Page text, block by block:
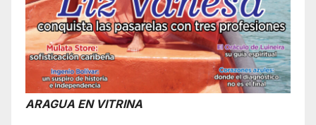
ARAGUA EN VITRINA